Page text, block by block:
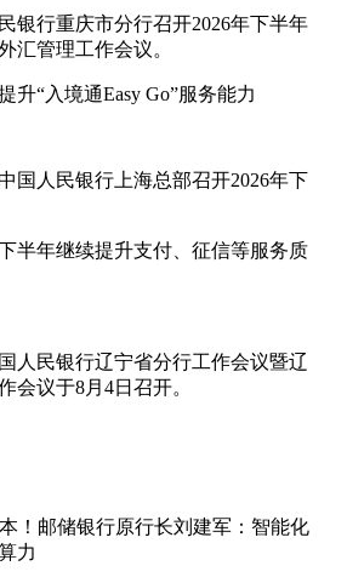
银行重庆市分行召开2026年下半年
汇管理工作会议。
升“入境通Easy Go”服务能力
国人民银行上海总部召开2026年下
半年继续提升支付、征信等服务质
人民银行辽宁省分行工作会议暨辽
会议于8月4日召开。
！邮储银行原行长刘建军：智能化
力